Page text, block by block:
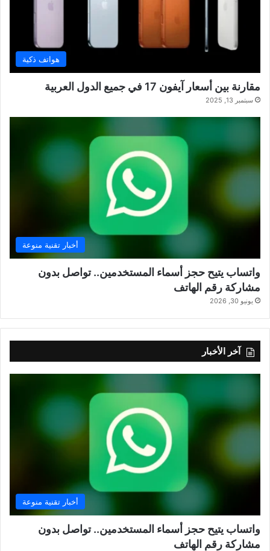
هواتف ذكية
مقارنة بين أسعار آيفون 17 في جميع الدول العربية
سبتمبر 13, 2025
أخبار تقنية منوعة
واتساب يتيح حجز أسماء المستخدمين.. تواصل بدون
مشاركة رقم الهاتف
يونيو 30, 2026
آخر الأخبار
أخبار تقنية منوعة
واتساب يتيح حجز أسماء المستخدمين.. تواصل بدون
مشاركة رقم الهاتف